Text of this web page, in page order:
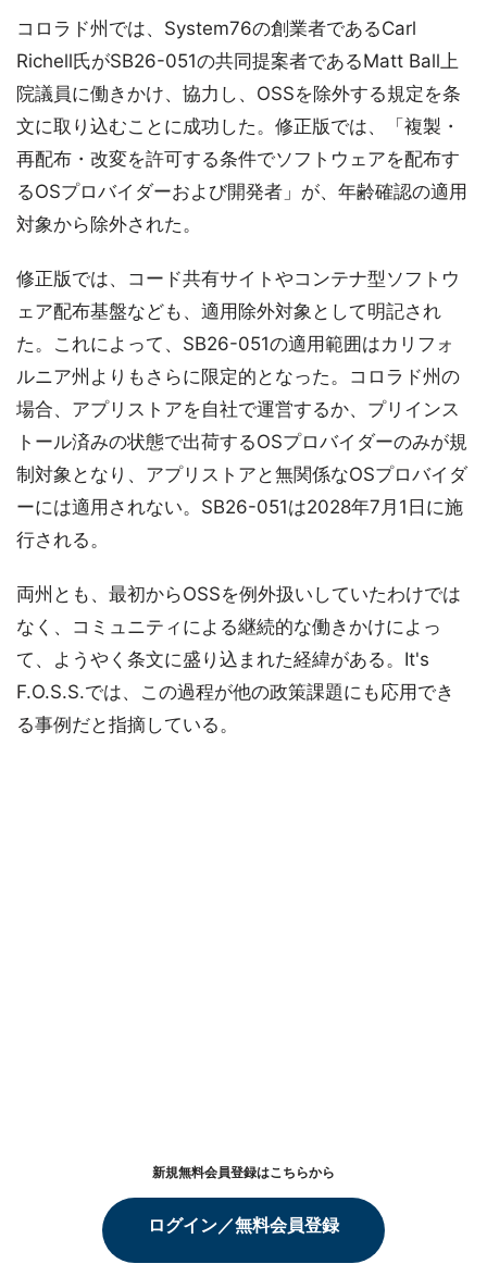
コロラド州では、System76の創業者であるCarl
Richell氏がSB26-051の共同提案者であるMatt Ball上
院議員に働きかけ、協力し、OSSを除外する規定を条
文に取り込むことに成功した。修正版では、「複製・
再配布・改変を許可する条件でソフトウェアを配布す
るOSプロバイダーおよび開発者」が、年齢確認の適用
対象から除外された。
修正版では、コード共有サイトやコンテナ型ソフトウ
ェア配布基盤なども、適用除外対象として明記され
た。これによって、SB26-051の適用範囲はカリフォ
ルニア州よりもさらに限定的となった。コロラド州の
場合、アプリストアを自社で運営するか、プリインス
トール済みの状態で出荷するOSプロバイダーのみが規
制対象となり、アプリストアと無関係なOSプロバイダ
ーには適用されない。SB26-051は2028年7月1日に施
行される。
両州とも、最初からOSSを例外扱いしていたわけでは
なく、コミュニティによる継続的な働きかけによっ
て、ようやく条文に盛り込まれた経緯がある。It's
F.O.S.S.では、この過程が他の政策課題にも応用でき
る事例だと指摘している。
新規無料会員登録はこちらから
ログイン／無料会員登録